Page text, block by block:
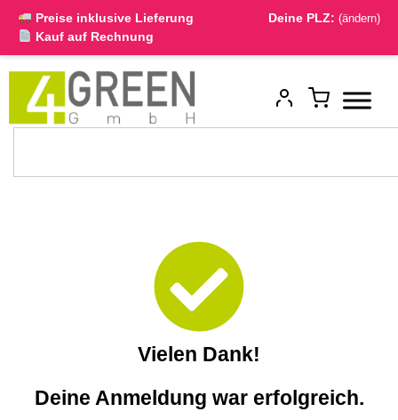
Preise inklusive Lieferung Deine PLZ: (ändern)
Kauf auf Rechnung
Vielen Dank!
Deine Anmeldung war erfolgreich.